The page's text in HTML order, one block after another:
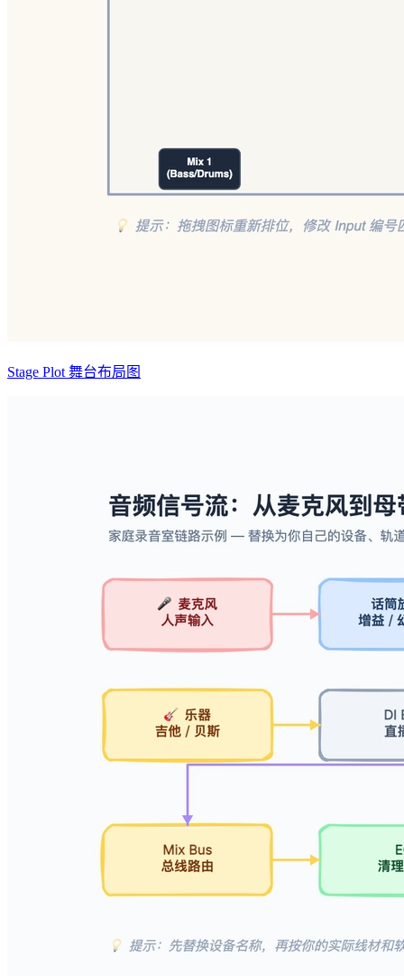
Stage Plot 舞台布局图